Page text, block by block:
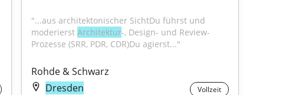
"...aus architektonischer SichtDu führst und
moderierst Architektur-, Design- und Review-
Prozesse (SRR, PDR, CDR)Du agierst..."
Rohde & Schwarz
Dresden
Vollzeit